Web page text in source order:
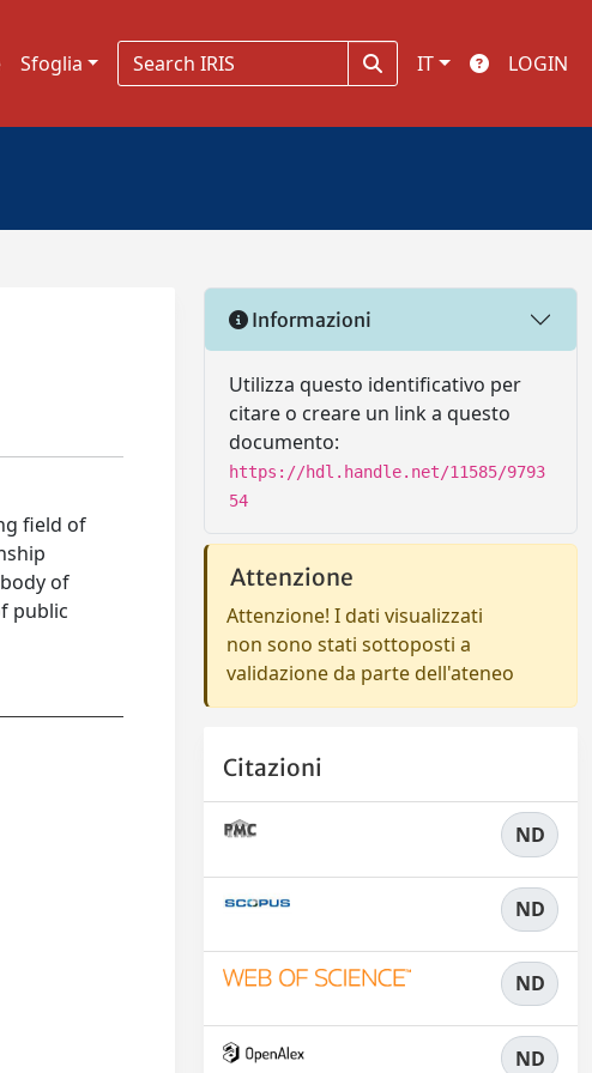
Sfoglia IT LOGIN
field of
of
public
Informazioni
Utilizza questo identificativo per
citare o creare un link a questo
documento:
https://hdl.handle.net/11585/9793
54
Attenzione
Attenzione! I dati visualizzati
non sono stati sottoposti a
validazione da parte dell'ateneo
Citazioni
ND
ND
ND
ND